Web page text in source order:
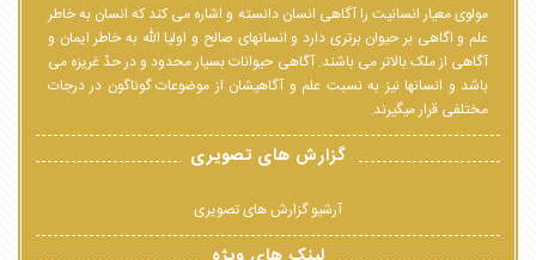
مولوی معیار انسانیت را آگاهی انسان دانسته و اشاره می کند که انسان به خاطر
علم و اگاهی بر حیوان برتری دارد و انسانهای صالح و اولیا الله به خاطر ایمان و
آگاهی از ملک بالاتر می باشند. آگاهی حیوانات بسیار محدود و در حدّ غریزه می
باشد و انسانها نیز به نسبت علم و آگاهیشان از موضوعات گوناگون در درجات
مختلفی قرار میگیرند.
گزارش های تصویری
آرشیو گزارش های تصویری